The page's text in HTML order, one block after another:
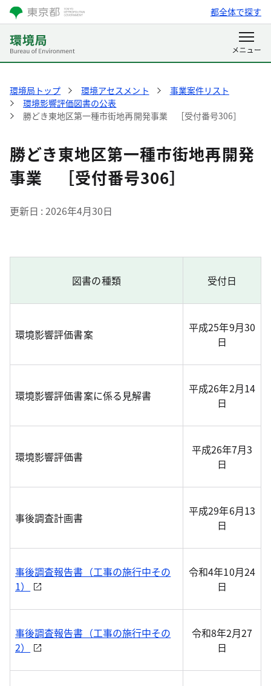
都全体で探す
環境局トップ 環境アセスメント
事業案件リスト
環境影響評価図書の公表
勝どき東地区第一種市街地再開発事業 ［受付番号306］
勝どき東地区第一種市街地再開発
事業 ［受付番号306］
更新日 2026年4月30日
図書の種類 受付日
環境影響評価書案
平成25年9月30
日
環境影響評価書案に係る見解書
平成26年2月14
日
環境影響評価書
平成26年7月3
日
事後調査計画書
平成29年6月13
日
事後調査報告書（工事の施行中その
1）
令和4年10月24
日
事後調査報告書（工事の施行中その
2）
令和8年2月27
日